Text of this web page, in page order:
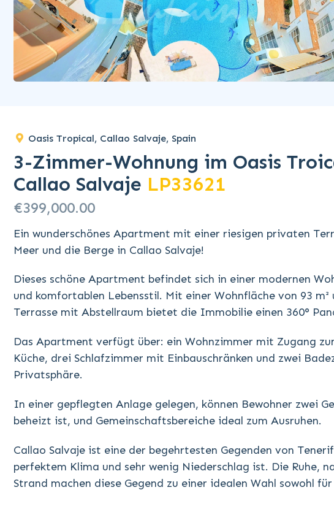
Oasis Tropical, Callao Salvaje, Spain
3-Zimmer-Wohnung im Oasis
Callao Salvaje LP33621
€399,000.00
Ein wunderschönes Apartment mit einer riesigen privaten
Meer und die Berge in Callao Salvaje!
Dieses schöne Apartment befindet sich in einer modernen
und komfortablen Lebensstil. Mit einer Wohnfläche von 93
Terrasse mit Abstellraum bietet die Immobilie einen 360°
Das Apartment verfügt über: ein Wohnzimmer mit Zugang
Küche, drei Schlafzimmer mit Einbauschränken und zwei
Privatsphäre.
In einer gepflegten Anlage gelegen, können Bewohner zwei
beheizt ist, und Gemeinschaftsbereiche ideal zum Ausruhen.
Callao Salvaje ist eine der begehrtesten Gegenden von
perfektem Klima und sehr wenig Niederschlag ist. Die Ruhe,
Strand machen diese Gegend zu einer idealen Wahl sowohl